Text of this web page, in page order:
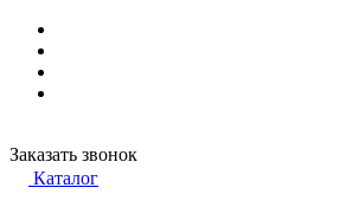
Заказать звонок
Каталог